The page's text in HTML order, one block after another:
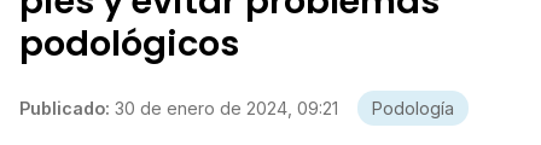
podológicos
Publicado: 30 de enero de 2024, 09:21 Podología